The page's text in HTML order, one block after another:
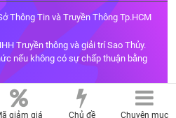
Thông Tin và Truyền Thông Tp.HCM
Truyền thông và giải trí Sao Thủy.
nếu không có sự chấp thuận bằng
giảm giá Chủ đề Chuyên mục